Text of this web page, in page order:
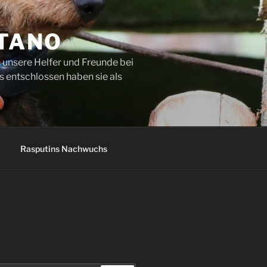
Helfer und Freunde bei
entschlossen haben sie als
Rasputins Nachwuchs